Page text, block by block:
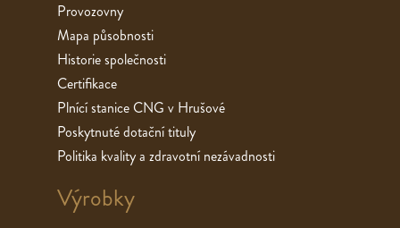
Provozovny
Mapa působnosti
Historie společnosti
Certifikace
Plnící stanice CNG v Hrušové
Poskytnuté dotační tituly
Politika kvality a zdravotní nezávadnosti
Výrobky